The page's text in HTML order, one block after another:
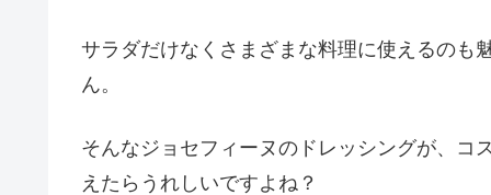
サラダだけなくさまざまな料理に使えるのも
ん。
そんなジョセフィーヌのドレッシングが、コ
えたらうれしいですよね？